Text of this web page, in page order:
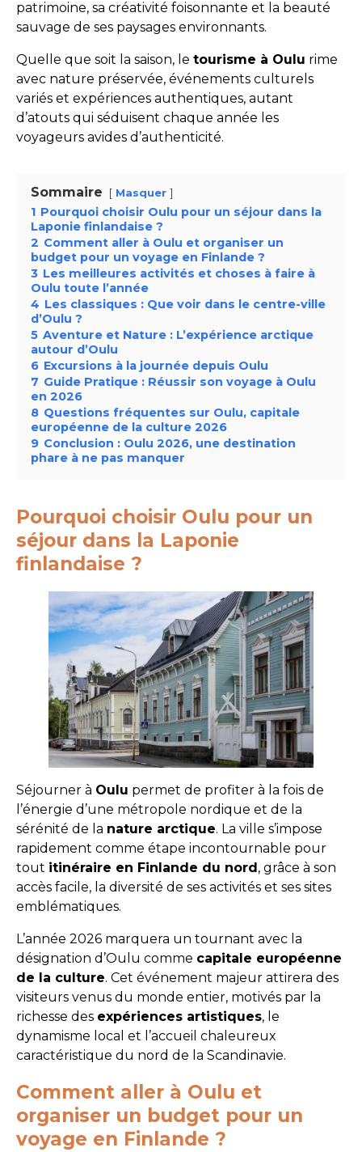
patrimoine, sa créativité foisonnante et la beauté
sauvage de ses paysages environnants.
Quelle que soit la saison, le tourisme à Oulu rime
avec nature préservée, événements culturels
variés et expériences authentiques, autant
d’atouts qui séduisent chaque année les
voyageurs avides d’authenticité.
Sommaire Masquer
1 Pourquoi choisir Oulu pour un séjour dans la
Laponie finlandaise ?
2 Comment aller à Oulu et organiser un
budget pour un voyage en Finlande ?
3 Les meilleures activités et choses à faire à
Oulu toute l’année
4 Les classiques : Que voir dans le centre-ville
d’Oulu ?
5 Aventure et Nature : L’expérience arctique
autour d’Oulu
6 Excursions à la journée depuis Oulu
7 Guide Pratique : Réussir son voyage à Oulu
en 2026
8 Questions fréquentes sur Oulu, capitale
européenne de la culture 2026
9 Conclusion : Oulu 2026, une destination
phare à ne pas manquer
Pourquoi choisir Oulu pour un
séjour dans la Laponie
finlandaise ?
Séjourner à Oulu permet de profiter à la fois de
l’énergie d’une métropole nordique et de la
sérénité de la nature arctique. La ville s’impose
rapidement comme étape incontournable pour
tout itinéraire en Finlande du nord , grâce à son
accès facile, la diversité de ses activités et ses sites
emblématiques.
L’année 2026 marquera un tournant avec la
désignation d’Oulu comme capitale européenne
de la culture. Cet événement majeur attirera des
visiteurs venus du monde entier, motivés par la
richesse des expériences artistiques, le
dynamisme local et l’accueil chaleureux
caractéristique du nord de la Scandinavie.
Comment aller à Oulu et
organiser un budget pour un
voyage en Finlande ?